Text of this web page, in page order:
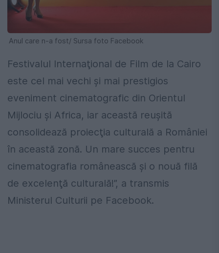
Anul care n-a fost/ Sursa foto Facebook
Festivalul Internaţional de Film de la Cairo
este cel mai vechi şi mai prestigios
eveniment cinematografic din Orientul
Mijlociu şi Africa, iar această reuşită
consolidează proiecţia culturală a României
în această zonă. Un mare succes pentru
cinematografia românească şi o nouă filă
de excelenţă culturală!”, a transmis
Ministerul Culturii pe Facebook.